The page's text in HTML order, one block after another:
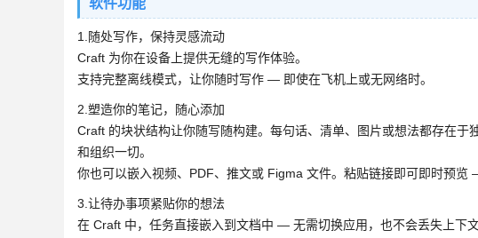
软件功能
1.随处写作，保持灵感流动
Craft 为你在设备上提供无缝的写作体验。
支持完整离线模式，让你随时写作 — 即使在飞机上或无网络时。
2.塑造你的笔记，随心添加
Craft 的块状结构让你随写随构建。每句话、清单、图片或想法都存在
和组织一切。
你也可以嵌入视频、PDF、推文或 Figma 文件。粘贴链接即可即时预览
3.让待办事项紧贴你的想法
在 Craft 中，任务直接嵌入到文档中 — 无需切换应用，也不会丢失上下